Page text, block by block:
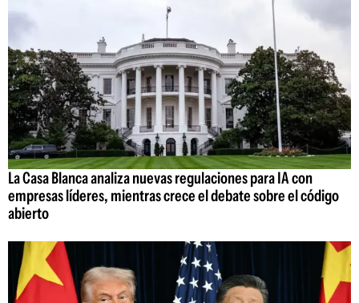
La Casa Blanca analiza nuevas regulaciones para IA con
empresas líderes, mientras crece el debate sobre el código
abierto